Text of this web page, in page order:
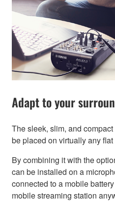
Adapt to your
The sleek, slim, and
be placed on virtually any flat
By combining it with the
can be installed on a
connected to a mobile
mobile streaming station